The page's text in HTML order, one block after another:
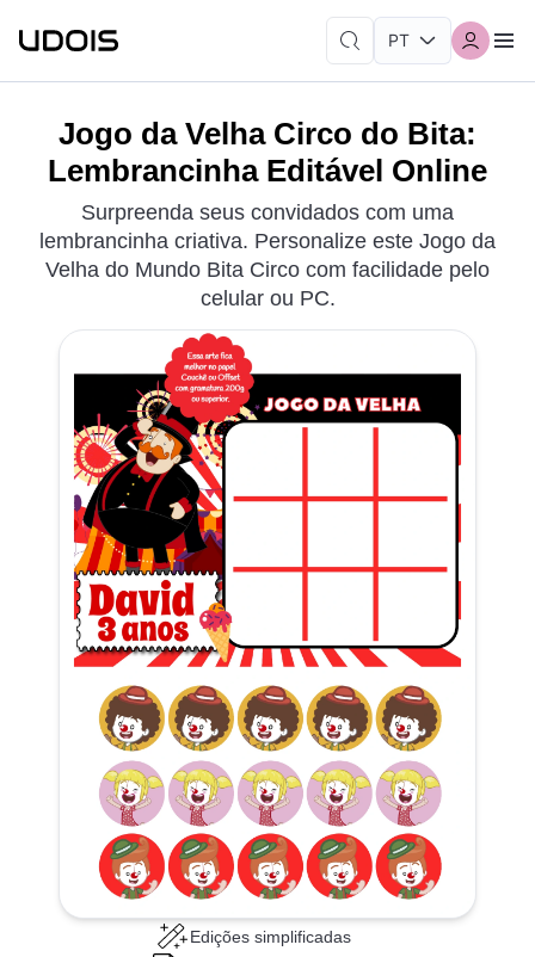
Jogo da Velha Circo do Bita:
Lembrancinha Editável Online
Surpreenda seus convidados com uma
lembrancinha criativa. Personalize este Jogo da
Velha do Mundo Bita Circo com facilidade pelo
celular ou PC.
Edições simplificadas